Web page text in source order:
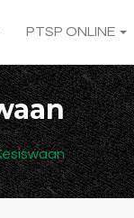
PTSP ONLINE